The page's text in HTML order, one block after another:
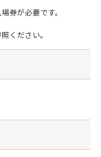
券が必要です。
ください。